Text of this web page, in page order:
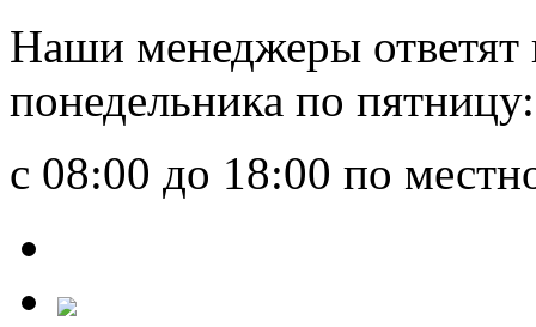
Наши менеджеры
понедельника по пятницу:
с 08:00 до 18:00 по